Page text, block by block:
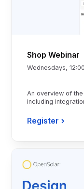
Shop Webinar
Wednesdays,
An overview of
including
Register